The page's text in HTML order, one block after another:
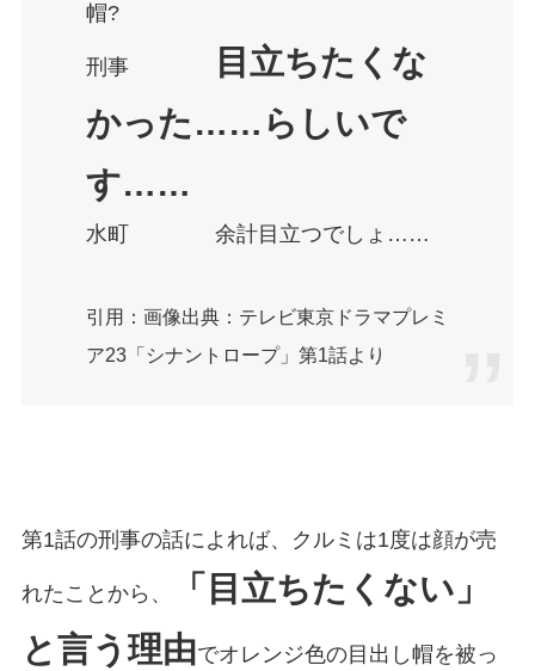
帽?
刑事
目立ちたくな
かった……らしいで
す……
水町 余計目立つでしょ……
引用：画像出典：テレビ東京ドラマプレミ
ア23「シナントロープ」第1話より
第1話の刑事の話によれば、クルミは1度は顔が売
れたことから、
「目立ちたくない」
と言う理由でオレンジ色の目出し帽を被っ